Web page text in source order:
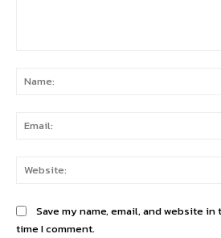
Save my name, email, and website
time I comment.